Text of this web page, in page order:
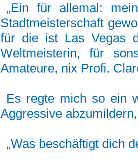
„Ein für allemal:
Stadtmeisterschaft
für die ist Las Vegas
Weltmeisterin, für
Amateure, nix Profi.
Es regte mich so ein
Aggressive
„Was beschäftigt dich